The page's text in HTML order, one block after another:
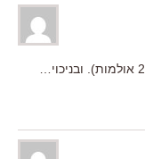
רגע, אולי זה בתוספת סינמה סיטי ראשל״צ (26 אולמות). ובניכוי…